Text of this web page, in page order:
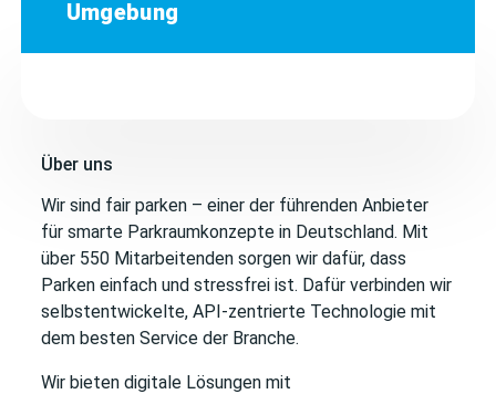
Umgebung
Über uns
Wir sind fair parken – einer der führenden Anbieter
für smarte Parkraumkonzepte in Deutschland. Mit
über 550 Mitarbeitenden sorgen wir dafür, dass
Parken einfach und stressfrei ist. Dafür verbinden wir
selbstentwickelte, API-zentrierte Technologie mit
dem besten Service der Branche.
Wir bieten digitale Lösungen mit